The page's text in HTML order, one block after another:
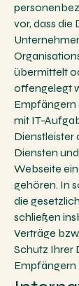
vor, dass die
übermittelt
offengelegt
Empfängern
mit IT-
Dienstleister
Diensten
Webseite
gehören. In
die
schließen
Verträge
Schutz Ihrer
Empfängern